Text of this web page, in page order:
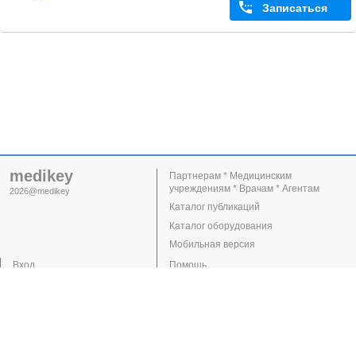
Записаться
medikey
2026@medikey
Вход
Партнерам * Медицинским
учреждениям * Врачам * Агентам
Каталог публикаций
Каталог оборудования
Мобильная версия
Помощь